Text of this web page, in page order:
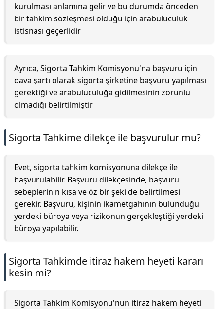
kurulması anlamına gelir ve bu durumda önceden
bir tahkim sözleşmesi olduğu için arabuluculuk
istisnası geçerlidir
Ayrıca, Sigorta Tahkim Komisyonu'na başvuru için
dava şartı olarak sigorta şirketine başvuru yapılması
gerektiği ve arabuluculuğa gidilmesinin zorunlu
olmadığı belirtilmiştir
Sigorta Tahkime dilekçe ile başvurulur mu?
Evet, sigorta tahkim komisyonuna dilekçe ile
başvurulabilir. Başvuru dilekçesinde, başvuru
sebeplerinin kısa ve öz bir şekilde belirtilmesi
gerekir. Başvuru, kişinin ikametgahının bulunduğu
yerdeki büroya veya rizikonun gerçekleştiği yerdeki
büroya yapılabilir.
Sigorta Tahkimde itiraz hakem heyeti kararı
kesin mi?
Sigorta Tahkim Komisyonu'nun itiraz hakem heyeti